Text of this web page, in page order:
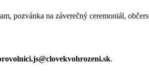
pozvánka na záverečný ceremoniál,
.